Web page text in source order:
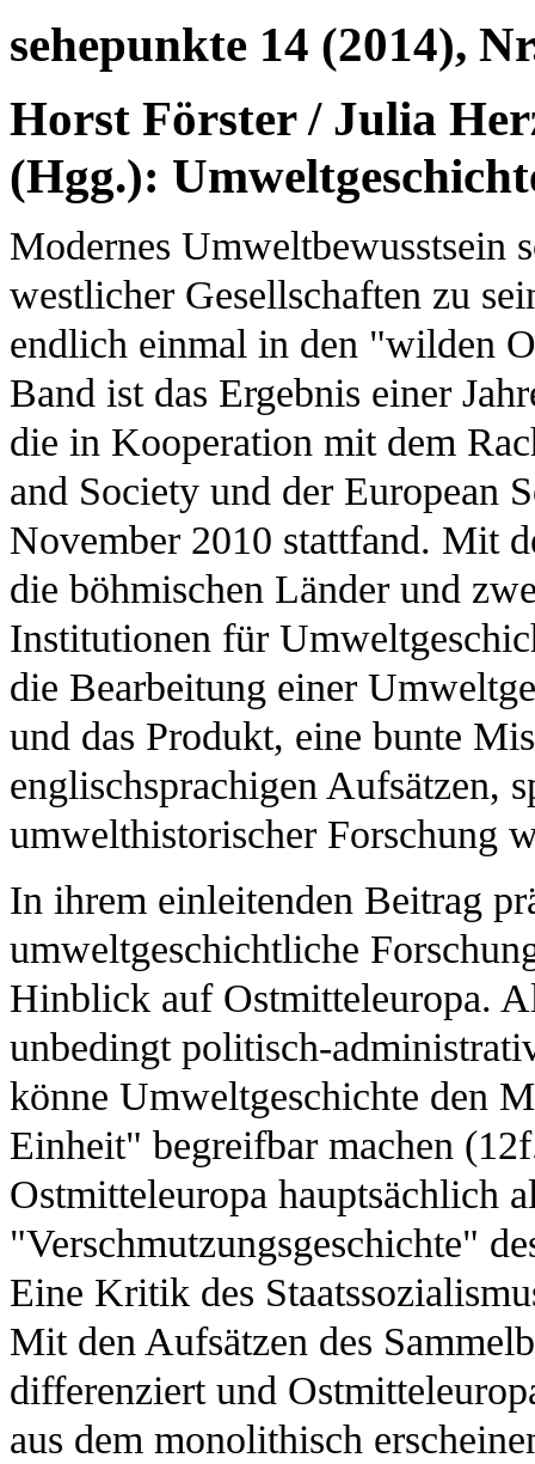
sehepunkte 14 (2014),
Horst Förster / Julia
(Hgg.):
Modernes Umweltbewusstsein
westlicher Gesellschaften zu
endlich einmal in den "wilden
Band ist das Ergebnis einer
die in Kooperation mit dem
and Society und der European
November 2010 stattfand. Mit
die böhmischen Länder und
Institutionen für
die Bearbeitung einer
und das Produkt, eine bunte
englischsprachigen Aufsätzen,
umwelthistorischer Forschung
In ihrem einleitenden Beitrag
umweltgeschichtliche
Hinblick auf Ostmitteleuropa.
unbedingt politisch-
könne Umweltgeschichte den
Einheit" begreifbar machen
Ostmitteleuropa hauptsächlich
"Verschmutzungsgeschichte"
Eine Kritik des
Mit den Aufsätzen des
differenziert und
aus dem monolithisch